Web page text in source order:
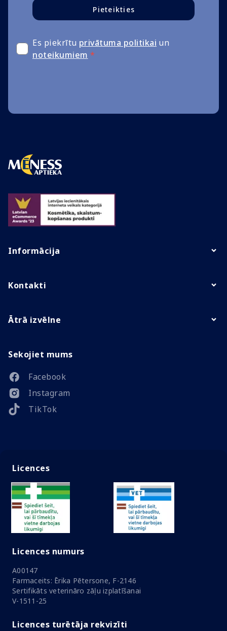
Pieteikties
Es piekrītu privātuma politikai un
noteikumiem *
Informācija
Kontakti
Ātrā izvēlne
Sekojiet mums
Facebook
Instagram
TikTok
Licences
Licences numurs
A00147
Farmaceits: Ērika Pētersone, F-2146
Sertifikāts veterināro zāļu izplatīšanai
V-1511-25
Licences turētāja rekvizīti